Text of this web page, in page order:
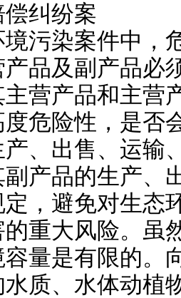
纠纷案
污染案件中，
品及副产品必
营产品和主营
危险性，是否
、出售、运输
产品的生产、
，避免对生态
重大风险。虽
量是有限的。
质、水体动植